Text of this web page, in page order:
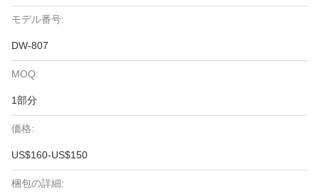
モデル番号:
DW-807
MOQ:
1部分
価格:
US$160-US$150
梱包の詳細: